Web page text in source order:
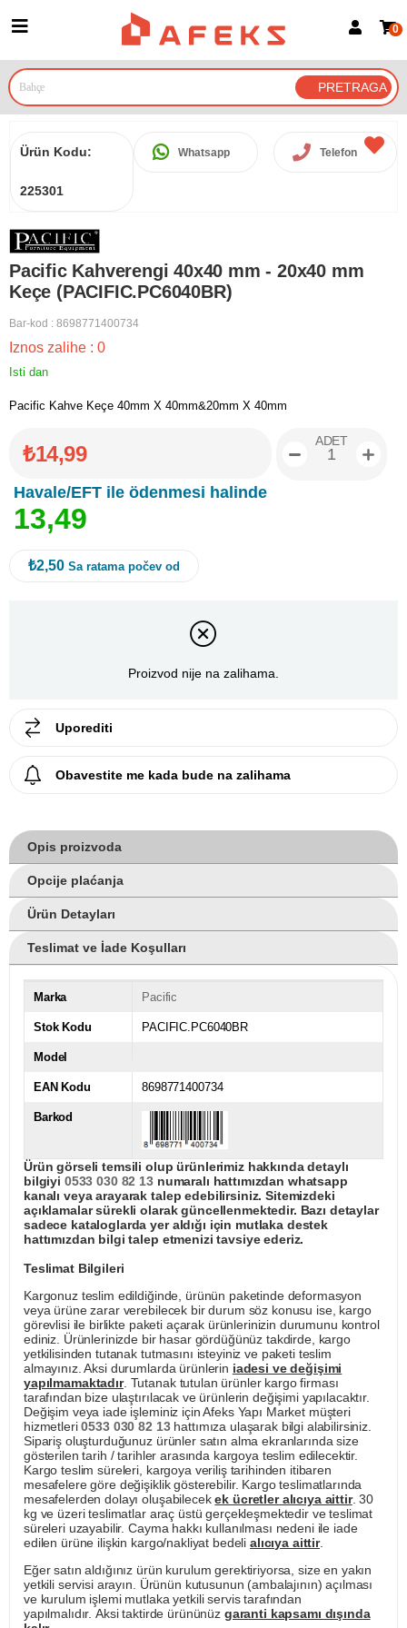
Prijava za članove
Prijavite se Google nalogom
0
Ürün Kodu:
225301
Whatsapp Telefon
Pacific Kahverengi 40x40 mm - 20x40 mm
Keçe (PACIFIC.PC6040BR)
Bar-kod : 8698771400734
Iznos zalihe : 0
Isti dan
Pacific Kahve Keçe 40mm X 40mm&20mm X 40mm
₺14,99
Havale/EFT ile ödenmesi halinde
13,49
ADET
₺2,50 Sa ratama počev od
Proizvod nije na zalihama.
Uporediti
Obavestite me kada bude na zalihama
Opis proizvoda
Opcije plaćanja
Ürün Detayları
Teslimat ve İade Koşulları
Marka Pacific
Stok Kodu PACIFIC.PC6040BR
Model
EAN Kodu 8698771400734
Barkod
Ürün görseli temsili olup ürünlerimiz hakkında detaylı
bilgiyi 0533 030 82 13numaralı hattımızdan whatsapp
kanalı veya arayarak talep edebilirsiniz. Sitemizdeki
açıklamalar sürekli olarak güncellenmektedir. Bazı detaylar
sadece kataloglarda yer aldığı için mutlaka destek
hattımızdan bilgi talep etmenizi tavsiye ederiz.
Teslimat Bilgileri
Kargonuz teslim edildiğinde, ürünün paketinde deformasyon
veya ürüne zarar verebilecek bir durum söz konusu ise, kargo
görevlisi ile birlikte paketi açarak ürünlerinizin durumunu kontrol
ediniz. Ürünlerinizde bir hasar gördüğünüz takdirde, kargo
yetkilisinden tutanak tutmasını isteyiniz ve paketi teslim
almayınız. Aksi durumlarda ürünlerin iadesi ve değişimi
yapılmamaktadır. Tutanak tutulan ürünler kargo firması
tarafından bize ulaştırılacak ve ürünlerin değişimi yapılacaktır.
Değişim veya iade işleminiz için Afeks Yapı Market müşteri
hizmetleri0533 030 82 13hattımıza ulaşarak bilgi alabilirsiniz.
Sipariş oluşturduğunuz ürünler satın alma ekranlarında size
gösterilen tarih / tarihler arasında kargoya teslim edilecektir.
Kargo teslim süreleri, kargoya veriliş tarihinden itibaren
mesafelere göre değişiklik gösterebilir. Kargo teslimatlarında
mesafelerden dolayı oluşabilecekek ücretler alıcıya aittir. 30
kg ve üzeri teslimatlar araç üstü gerçekleşmektedir ve teslimat
süreleri uzayabilir. Cayma hakkı kullanılması nedeni ile iade
edilen ürüne ilişkin kargo/nakliyat bedeli alıcıya aittir.
Eğer satın aldığınız ürün kurulum gerektiriyorsa, size en yakın
yetkili servisi arayın. Ürünün kutusunun (ambalajının) açılması
ve kurulum işlemi mutlaka yetkili servis tarafından
yapılmalıdır. Aksi taktirde ürününüz garanti kapsamı dışında